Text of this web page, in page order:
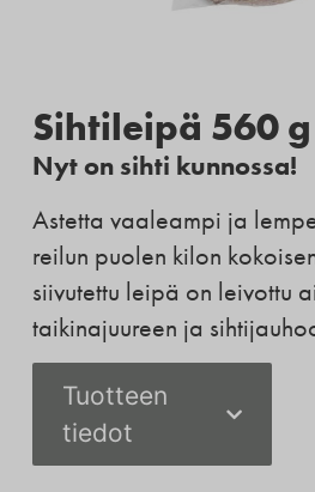
Sihtileipä 560 g
Nyt on sihti kunnossa!
Astetta vaaleampi ja
reilun puolen kilon
siivutettu leipä on leivottu
taikinajuureen ja
Tuotteen
tiedot